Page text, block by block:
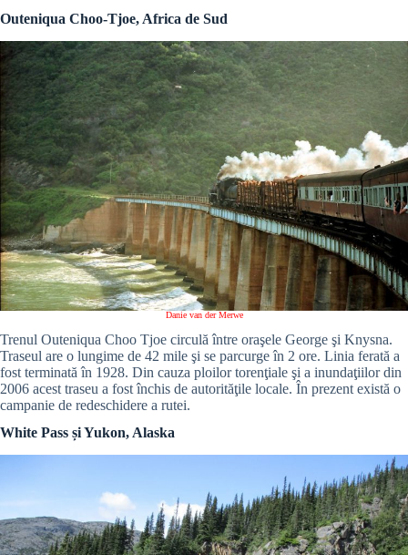
Outeniqua Choo-Tjoe, Africa de Sud
Danie van der Merwe
Trenul Outeniqua Choo Tjoe circulă între oraşele George şi Knysna.
Traseul are o lungime de 42 mile şi se parcurge în 2 ore. Linia ferată a
fost terminată în 1928. Din cauza ploilor torenţiale şi a inundaţiilor din
2006 acest traseu a fost închis de autorităţile locale. În prezent există o
campanie de redeschidere a rutei.
White Pass și Yukon, Alaska